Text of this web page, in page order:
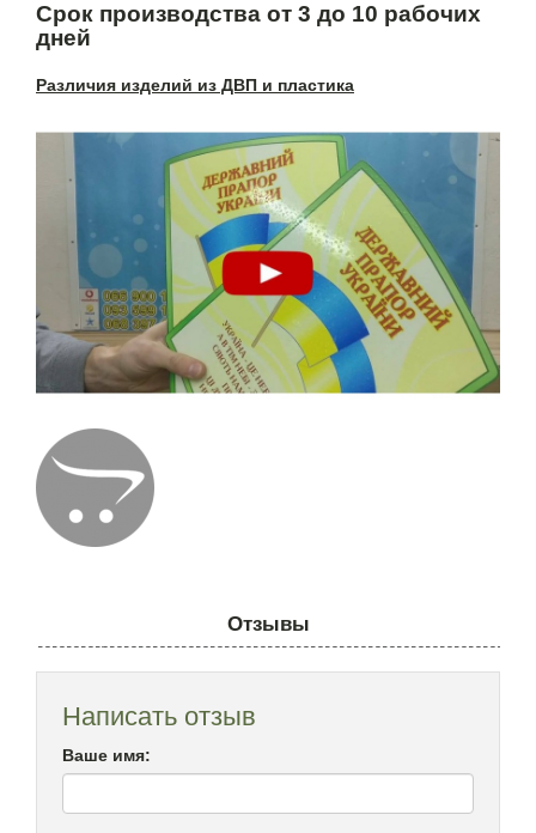
Срок производства от 3 до 10 рабочих
дней
Различия изделий из ДВП и пластика
Отзывы
Написать отзыв
Ваше имя: